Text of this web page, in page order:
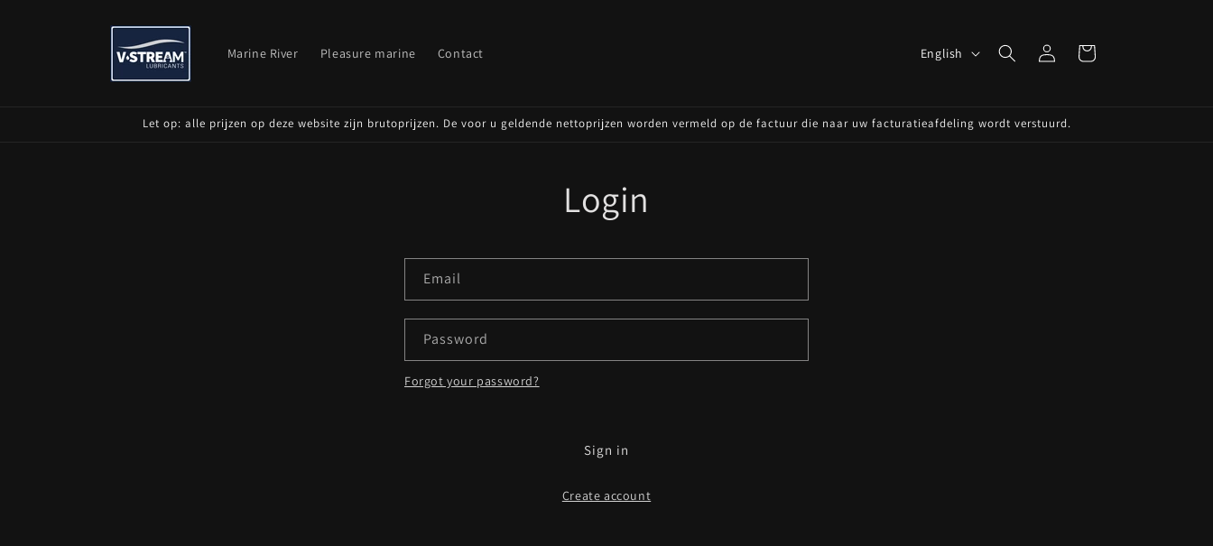
Marine River Pleasure marine Contact
g
English
Log
in
Cart
Let op: alle prijzen op deze website zijn brutoprijzen. De voor u geldende nettoprijzen worden vermeld op de factuur die naar uw facturatieafdeling wordt verstuurd.
Login
Email
Password
Forgot your password?
Sign in
Create account